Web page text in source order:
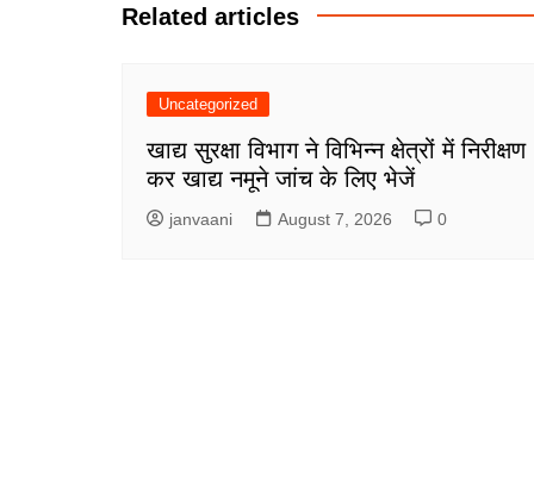
Related articles
Uncategorized
खाद्य सुरक्षा विभाग ने विभिन्न क्षेत्रों में निरीक्षण
कर खाद्य नमूने जांच के लिए भेजें
janvaani August 7, 2026 0